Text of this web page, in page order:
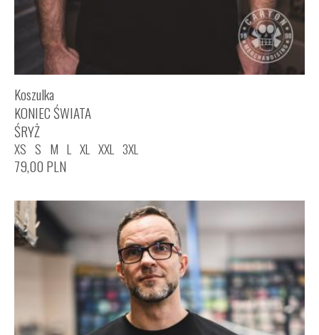
Koszulka
KONIEC ŚWIATA
ŚRYŻ
XS S M L XL XXL 3XL
79,00 PLN